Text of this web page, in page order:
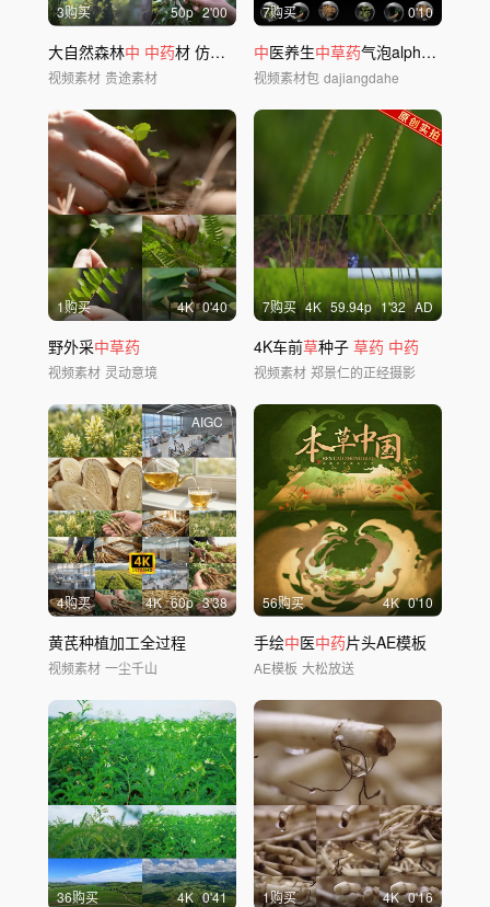
3购买 50p 2'00
大自然森林中 中药材 仿野生铁皮石斛
视频素材 贵途素材
7购买 0'10
中医养生中草药气泡alpha通道
视频素材包 dajiangdahe
1购买 4K 0'40
野外采中草药
视频素材 灵动意境
7购买 4K 59.94p 1'32 AD
4K车前草种子 草药 中药
视频素材 郑景仁的正经摄影
AIGC
4购买 4K 60p 3'38
黄芪种植加工全过程
视频素材 一尘千山
56购买 4K 0'10
手绘中医中药片头AE模板
AE模板 大松放送
36购买 4K 0'41 1购买 4K 0'16